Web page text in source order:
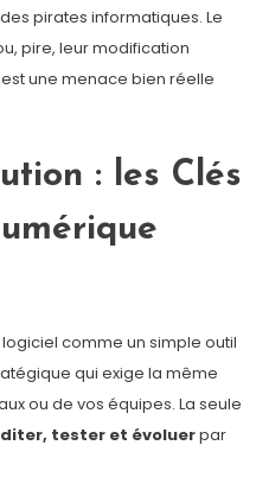
pirates informatiques. Le
pire, leur modification
une menace bien réelle
: les Clés
comme un simple outil
qui exige la même
ou de vos équipes. La seule
tester et évoluerpar